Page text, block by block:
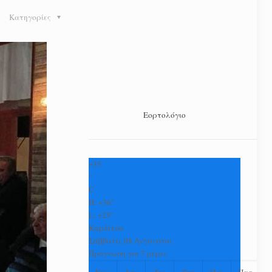
Κατηγορίες
Εορτολόγιο
+35
°
C
H:+36°
L:+25°
Καρδίτσα
Σάββατο, 08 Αύγουστος
Πρόγνωση για 7 μέρες